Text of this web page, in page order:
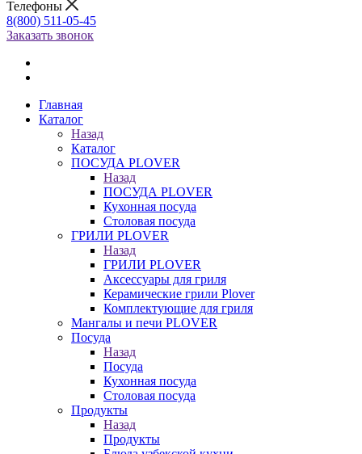
Телефоны
8(800) 511-05-45
Заказать звонок
Главная
Каталог
Назад
Каталог
ПОСУДА PLOVER
Назад
ПОСУДА PLOVER
Кухонная посуда
Столовая посуда
ГРИЛИ PLOVER
Назад
ГРИЛИ PLOVER
Аксессуары для гриля
Керамические грили Plover
Комплектующие для гриля
Мангалы и печи PLOVER
Посуда
Назад
Посуда
Кухонная посуда
Столовая посуда
Продукты
Назад
Продукты